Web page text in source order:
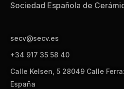
Sociedad Española de
secv@secv.es
+34 917 35 58 40
Calle Kelsen, 5 28049 Calle
España